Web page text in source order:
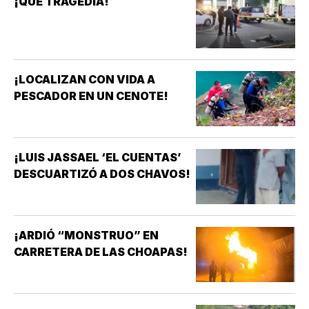
¡LOCALIZAN CON VIDA A
PESCADOR EN UN CENOTE!
¡LUIS JASSAEL ‘EL CUENTAS’
DESCUARTIZÓ A DOS CHAVOS!
¡ARDIÓ “MONSTRUO” EN
CARRETERA DE LAS CHOAPAS!